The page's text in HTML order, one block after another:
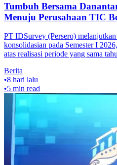
Tumbuh Bersama
Menuju Perusahaan TIC
PT IDSurvey (Persero)
konsolidasian pada Semester I
atas realisasi periode yang sama
Berita
•8 hari lalu
•5 min read